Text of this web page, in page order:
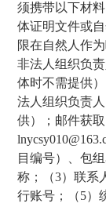
须携带以下材料
体证明文件或
限在自然人作
非法人组织负
体时不需提供）
法人组织负责
供）； 邮件获
目编号）、包
称；（3）联系
行账号；（5）